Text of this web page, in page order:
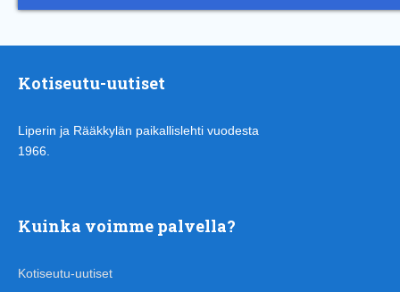
Kotiseutu-uutiset
Liperin ja Rääkkylän paikallislehti vuodesta
1966.
Kuinka voimme palvella?
Kotiseutu-uutiset